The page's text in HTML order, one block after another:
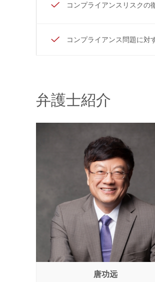
コンプライアンスリスクの
コンプライアンス問題に対
弁護士紹介
唐功远